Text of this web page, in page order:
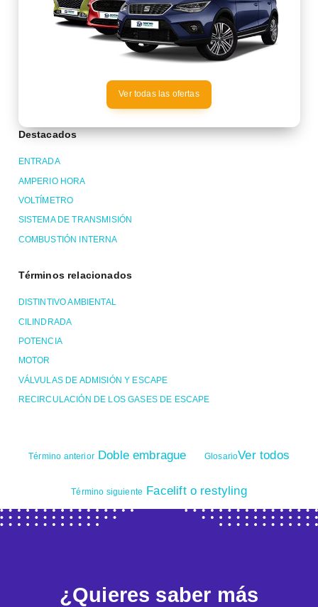
Ver todas las ofertas
Destacados
ENTRADA
AMPERIO HORA
VOLTÍMETRO
SISTEMA DE TRANSMISIÓN
COMBUSTIÓN INTERNA
Términos relacionados
DISTINTIVO AMBIENTAL
CILINDRADA
POTENCIA
MOTOR
VÁLVULAS DE ADMISIÓN Y ESCAPE
RECIRCULACIÓN DE LOS GASES DE ESCAPE
Término anteriorDoble embrague GlosarioVer todos
Término siguiente Facelift o restyling
¿Quieres saber más